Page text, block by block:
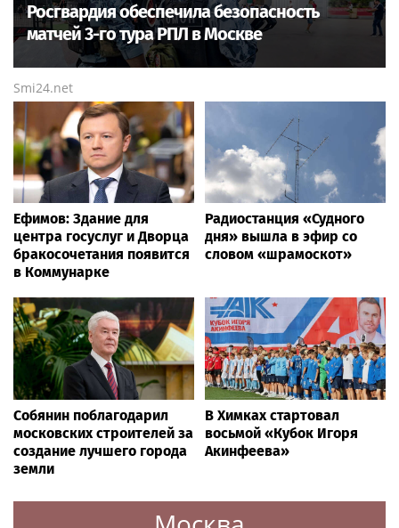
Росгвардия обеспечила безопасность
матчей 3-го тура РПЛ в Москве
Smi24.net
Ефимов: Здание для
центра госуслуг и Дворца
бракосочетания появится
в Коммунарке
Радиостанция «Судного
дня» вышла в эфир со
словом «шрамоскот»
Собянин поблагодарил
московских строителей за
создание лучшего города
земли
В Химках стартовал
восьмой «Кубок Игоря
Акинфеева»